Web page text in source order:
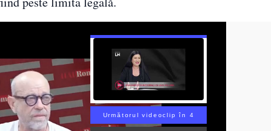
Următorul videoclip în 3